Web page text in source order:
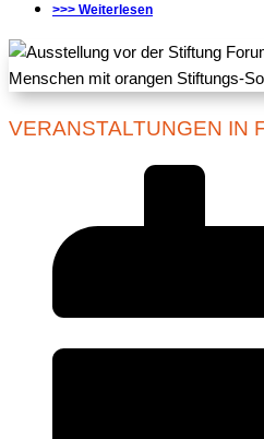
>>> Weiterlesen
VERANSTALTUNGEN IN